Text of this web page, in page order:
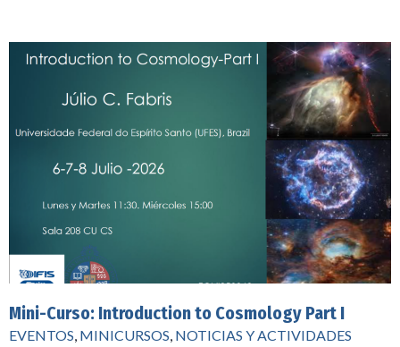
Mini-Curso: Introduction to Cosmology Part I
EVENTOS, MINICURSOS, NOTICIAS Y ACTIVIDADES